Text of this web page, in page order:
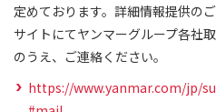
定めております。詳細情報提供の
サイトにてヤンマーグループ各社
のうえ、ご連絡ください。
https://www.yanmar.com/jp/